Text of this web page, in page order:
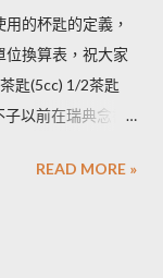
會與澱粉脫離，
鈴薯品種，出水程
提案一書提到：
軟的狀態。木不
Patty： 1.新鮮現
的杯匙的定義，
位換算表，祝大家
匙(5cc) 1/2茶匙
子以前在瑞典念書
(1T) 1 杯(1cup)
READ MORE »